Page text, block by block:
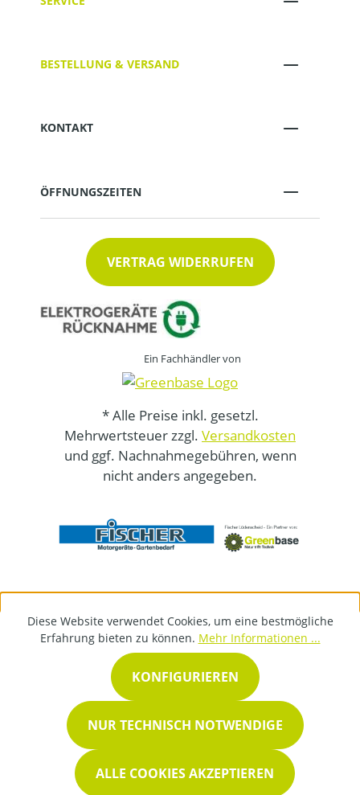
BESTELLUNG & VERSAND
KONTAKT
ÖFFNUNGSZEITEN
VERTRAG WIDERRUFEN
Ein Fachhändler von
* Alle Preise inkl. gesetzl.
Mehrwertsteuer zzgl. Versandkosten
und ggf. Nachnahmegebühren, wenn
nicht anders angegeben.
Diese Website verwendet Cookies, um eine bestmögliche
Erfahrung bieten zu können. Mehr Informationen ...
NUR TECHNISCH NOTWENDIGE
KONFIGURIEREN
ALLE COOKIES AKZEPTIEREN